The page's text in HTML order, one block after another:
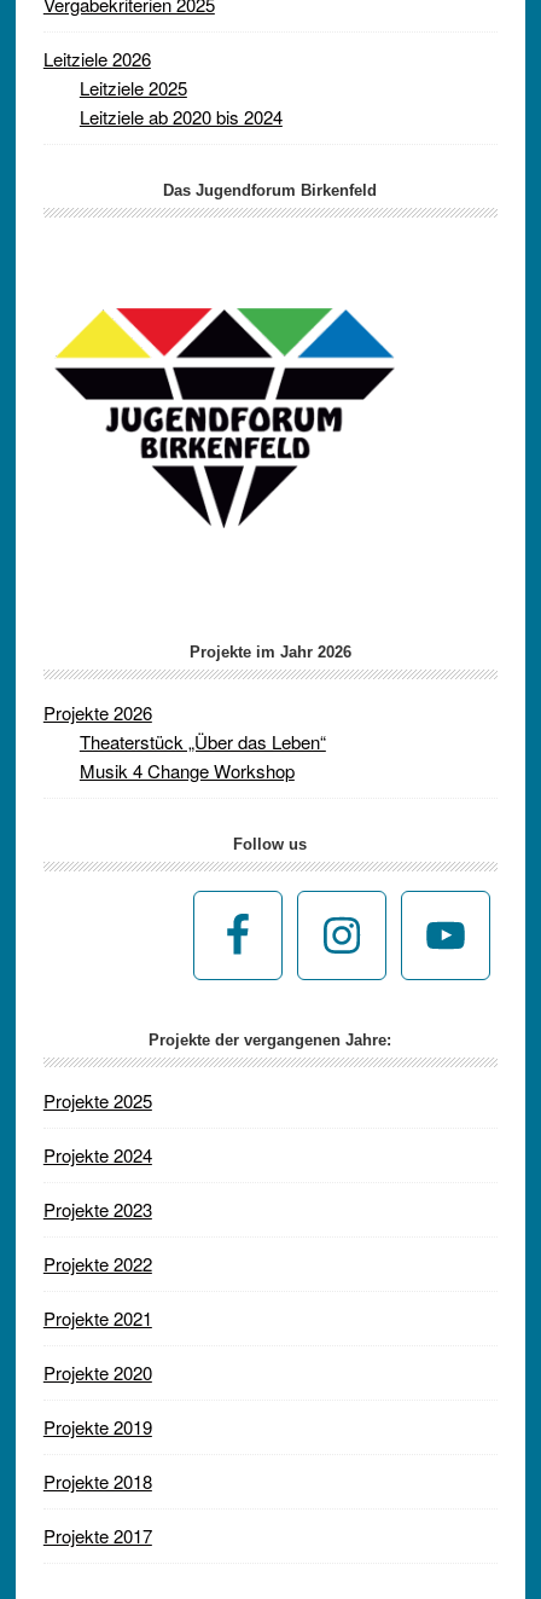
Leitziele 2026
Leitziele 2025
Leitziele ab 2020 bis 2024
Das Jugendforum Birkenfeld
Projekte im Jahr 2026
Projekte 2026
Theaterstück „Über das Leben“
Musik 4 Change Workshop
Follow us
Projekte der vergangenen Jahre:
Projekte 2025
Projekte 2024
Projekte 2023
Projekte 2022
Projekte 2021
Projekte 2020
Projekte 2019
Projekte 2018
Projekte 2017